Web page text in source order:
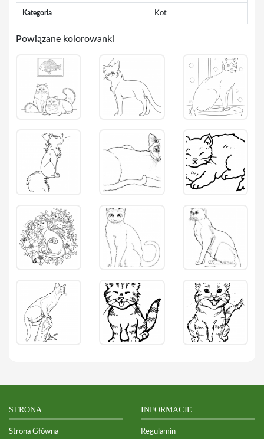
Kategoria Kot
Powiązane kolorowanki
STRONA
Strona Główna
INFORMACJE
Regulamin